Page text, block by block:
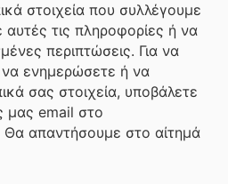
στοιχεία που συλλέγουμε
τις πληροφορίες ή να
περιπτώσεις. Για να
να ενημερώσετε ή να
σας στοιχεία, υποβάλετε
μας email στο
απαντήσουμε στο αίτημά